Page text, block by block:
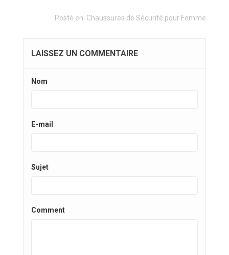
Posté en: Chaussures de Sécurité pour Femme
LAISSEZ UN COMMENTAIRE
Nom
E-mail
Sujet
Comment